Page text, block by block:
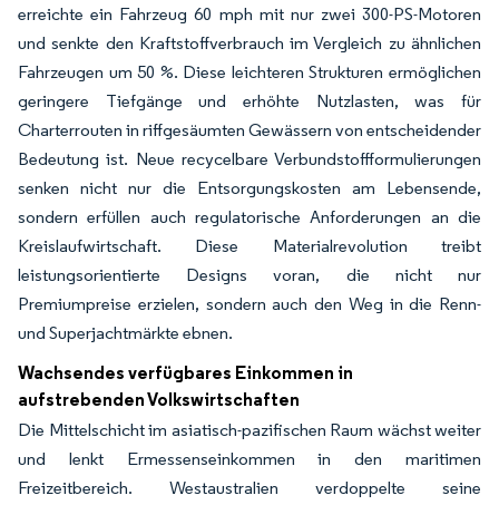
erreichte ein Fahrzeug 60 mph mit nur zwei 300-PS-Motoren
und senkte den Kraftstoffverbrauch im Vergleich zu ähnlichen
Fahrzeugen um 50 %. Diese leichteren Strukturen ermöglichen
geringere Tiefgänge und erhöhte Nutzlasten, was für
Charterrouten in riffgesäumten Gewässern von entscheidender
Bedeutung ist. Neue recycelbare Verbundstoffformulierungen
senken nicht nur die Entsorgungskosten am Lebensende,
sondern erfüllen auch regulatorische Anforderungen an die
Kreislaufwirtschaft. Diese Materialrevolution treibt
leistungsorientierte Designs voran, die nicht nur
Premiumpreise erzielen, sondern auch den Weg in die Renn-
und Superjachtmärkte ebnen.
Wachsendes verfügbares Einkommen in
aufstrebenden Volkswirtschaften
Die Mittelschicht im asiatisch-pazifischen Raum wächst weiter
und lenkt Ermessenseinkommen in den maritimen
Freizeitbereich. Westaustralien verdoppelte seine